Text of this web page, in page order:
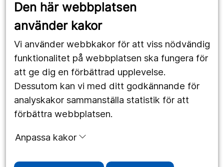
Den här webbplatsen
använder kakor
Vi använder webbkakor för att viss nödvändig
funktionalitet på webbplatsen ska fungera för
att ge dig en förbättrad upplevelse.
Dessutom kan vi med ditt godkännande för
analyskakor sammanställa statistik för att
förbättra webbplatsen.
Anpassa kakor
1177.se
Region Örebro län
Följ oss
Facebook